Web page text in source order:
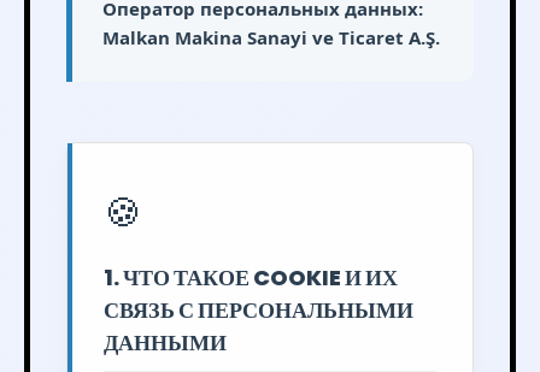
Оператор персональных данных:
Malkan Makina Sanayi ve Ticaret A.Ş.
🍪
1. ЧТО ТАКОЕ COOKIE И ИХ
СВЯЗЬ С ПЕРСОНАЛЬНЫМИ
ДАННЫМИ